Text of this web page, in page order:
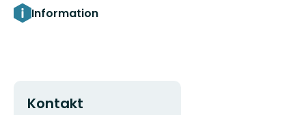
Information
Kontakt